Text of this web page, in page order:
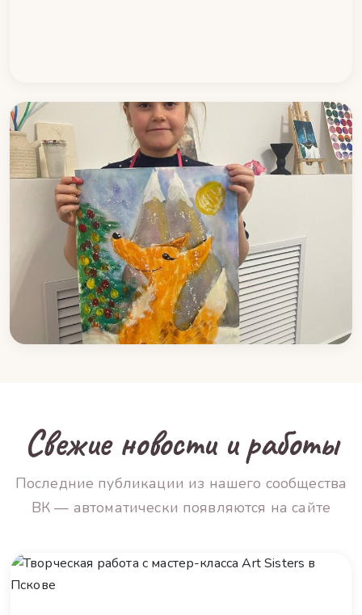
Свежие новости и работы
Последние публикации из нашего сообщества
ВК — автоматически появляются на сайте